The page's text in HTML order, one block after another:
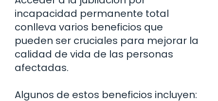
incapacidad permanente total
conlleva varios beneficios que
pueden ser cruciales para mejorar la
calidad de vida de las personas
afectadas.
Algunos de estos beneficios incluyen: